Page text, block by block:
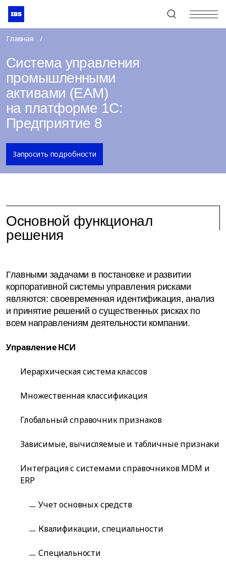
+7 (495) 967-80-80
Главная
Система управления
промышленными
активами (EAM)
на платформе 1С:
Предприятие 8
Запросить подробности
Основной функционал
решения
Главными задачами в постановке и развитии
корпоративной системы управления рисками
являются: своевременная идентификация, анализ
и принятие решений о существенных рисках по
всем направлениям деятельности компании.
Управление НСИ
Иерархическая система классов
Множественная классификация
Глобальный справочник признаков
Зависимые, вычисляемые и табличные признаки
Интеграция с системами справочников MDM и
ERP
Учет основных средств
Квалификации, специальности
Специальности